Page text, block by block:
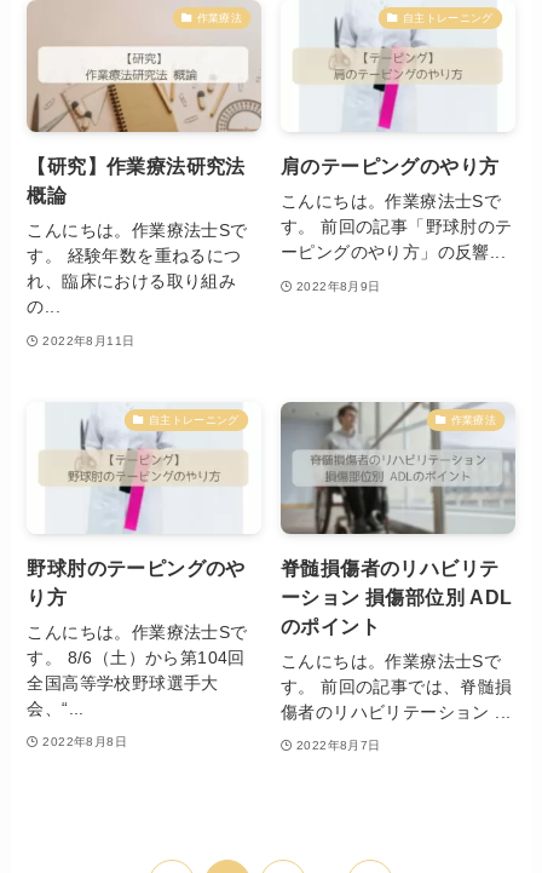
作業療法
【研究】作業療法研究法
概論
こんにちは。作業療法士Sで
す。 経験年数を重ねるにつ
れ、臨床における取り組み
の...
2022年8月11日
自主トレーニング
肩のテーピングのやり方
こんにちは。作業療法士Sで
す。 前回の記事「野球肘のテ
ーピングのやり方」の反響...
2022年8月9日
自主トレーニング
野球肘のテーピングのや
り方
こんにちは。作業療法士Sで
す。 8/6（土）から第104回
全国高等学校野球選手大
会、“...
2022年8月8日
作業療法
脊髄損傷者のリハビリテ
ーション 損傷部位別 ADL
のポイント
こんにちは。作業療法士Sで
す。 前回の記事では、脊髄損
傷者のリハビリテーション ...
2022年8月7日